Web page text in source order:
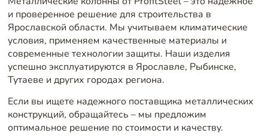
и проверенное решение для строительства в
Ярославской области. Мы учитываем климатические
условия, применяем качественные материалы и
современные технологии защиты. Наши изделия
успешно эксплуатируются в Ярославле, Рыбинске,
Тутаеве и других городах региона.
Если вы ищете надежного поставщика металлических
конструкций, обращайтесь – мы предложим
оптимальное решение по стоимости и качеству.